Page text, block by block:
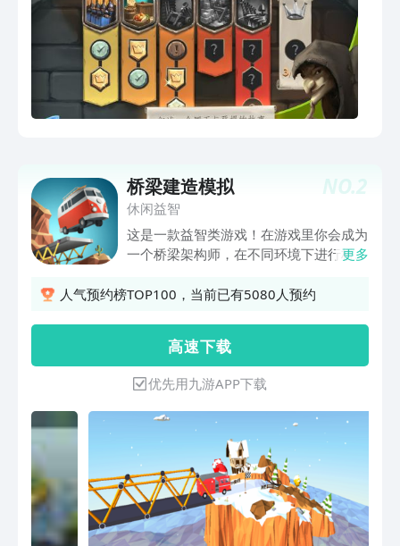
材，石头和绳索，以及新加入的桥梁顶
棚。
NO.2
桥梁建造模拟
休闲益智
这是一款益智类游戏！在游戏里你会成为
一个桥梁架构师，在不同环境下进行桥梁
构、材料等问题，你甚至还需要考虑预
的桥梁，他可能需要变道、弧度跳跃等奇
葩操作！真是拿生命当儿戏呀！也不晓得
试桥员死了几次！ 在游戏里你不考虑关
卡星级的话，甚至可以造出一次性桥，用
完就垮，话说这车子怎么这么结实啊随便
摔，这他喵的一点也不科学呀！
更多
人气预约榜TOP100，当前已有5080人预约
高 速 下 载
优先用九游APP下载